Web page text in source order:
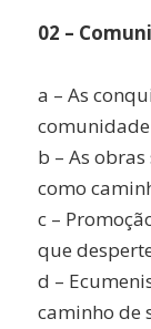
02 –
a – As
b – As
como
c –
que
d –
caminho de